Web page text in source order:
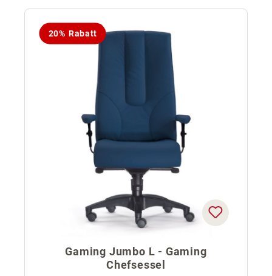
20% Rabatt
Gaming Jumbo L - Gaming
Chefsessel